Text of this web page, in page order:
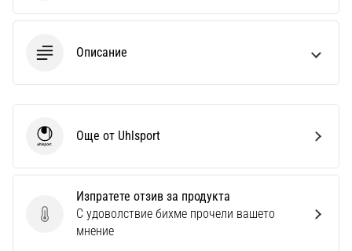
Описание
Изпратете отзив за продукта
Изпратете отзив за продукта
С удоволствие бихме прочели вашето
мнение
UhlsportОще от Uhlsport